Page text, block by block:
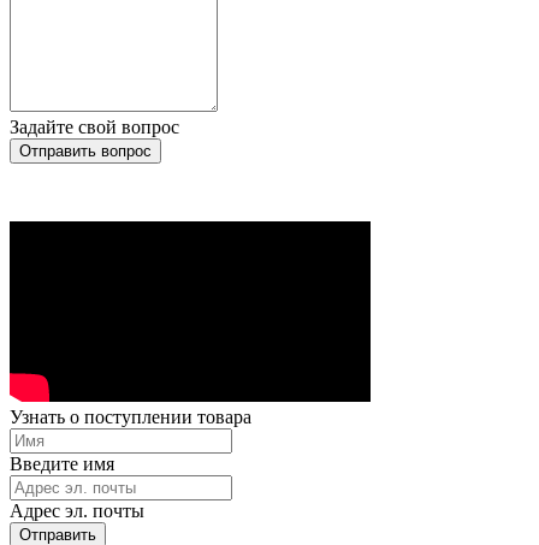
Задайте свой вопрос
Отправить вопрос
Узнать о поступлении товара
Введите имя
Адрес эл. почты
Отправить